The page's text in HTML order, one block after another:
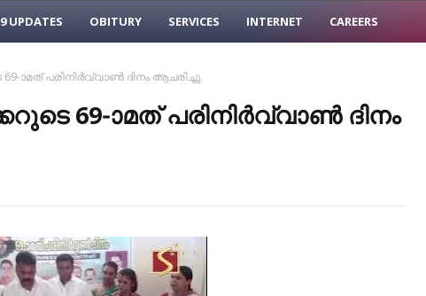
UPDATES OBITURY SERVICES INTERNET CAREERS
ാമത് പരിനിര്‍വ്വാണ്‍ ദിനം ആചരിച്ചു.
69-ാമത് പരിനിര്‍വ്വാണ്‍ ദിനം